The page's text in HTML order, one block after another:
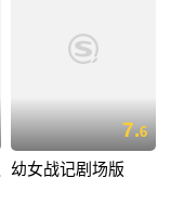
7.6
幼女战记剧场版